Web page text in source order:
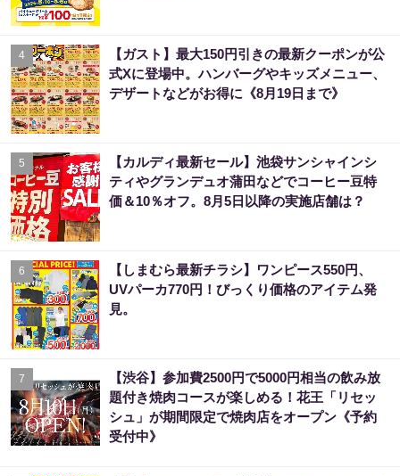
4
【ガスト】最大150円引きの最新クーポンが公
式Xに登場中。ハンバーグやキッズメニュー、
デザートなどがお得に《8月19日まで》
5
【カルディ最新セール】池袋サンシャインシ
ティやグランデュオ蒲田などでコーヒー豆特
価＆10％オフ。8月5日以降の実施店舗は？
6
【しまむら最新チラシ】ワンピース550円、
UVパーカ770円！びっくり価格のアイテム発
見。
7
【渋谷】参加費2500円で5000円相当の飲み放
題付き焼肉コースが楽しめる！花王「リセッ
シュ」が期間限定で焼肉店をオープン《予約
受付中》